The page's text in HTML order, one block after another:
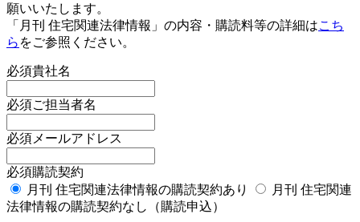
願いいたします。
「月刊 住宅関連法律情報」の内容・購読料等の詳細はこち
ら をご参照ください。
必須貴社名
必須ご担当者名
必須 メールアドレス
必須購読契約
月刊 住宅関連法律情報の購読契約あり
月刊 住宅関連
法律情報の購読契約なし（購読申込）